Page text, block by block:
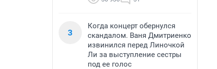
3
Когда концерт обернулся
скандалом. Ваня Дмитриенко
извинился перед Линочкой
Ли за выступление сестры
под ее голос